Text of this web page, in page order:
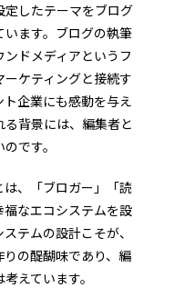
したテーマをブログ
ます。ブログの執筆
ドメディアというフ
ケティングと接続す
ト企業にも感動を与え
背景には、編集者と
です。
、「ブロガー」「読
なエコシステムを設
テムの設計こそが、
の醍醐味であり、編
えています。